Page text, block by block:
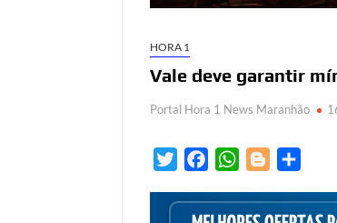
HORA 1
Vale deve garantir
Portal Hora 1 News Maranhão
i
c
W
a
o
a